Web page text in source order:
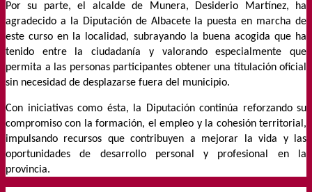
Por su parte, el alcalde de Munera, Desiderio Martínez, ha
agradecido a la Diputación de Albacete la puesta en marcha de
este curso en la localidad, subrayando la buena acogida que ha
tenido entre la ciudadanía y valorando especialmente que
permita a las personas participantes obtener una titulación oficial
sin necesidad de desplazarse fuera del municipio.
Con iniciativas como ésta, la Diputación continúa reforzando su
compromiso con la formación, el empleo y la cohesión territorial,
impulsando recursos que contribuyen a mejorar la vida y las
oportunidades de desarrollo personal y profesional en la
provincia.